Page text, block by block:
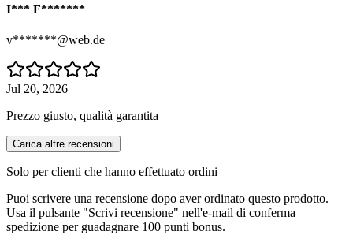
I*** F*******
v*******@web.de
Jul 20, 2026
Prezzo giusto, qualità garantita
Carica altre recensioni
Solo per clienti che hanno effettuato ordini
Puoi scrivere una recensione dopo aver ordinato questo prodotto.
Usa il pulsante "Scrivi recensione" nell'e-mail di conferma
spedizione per guadagnare 100 punti bonus.